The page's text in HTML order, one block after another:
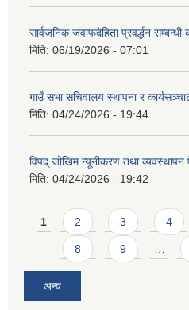
सार्वजनिक जवाफदेहिता प्रवर्द्धन सम्बन्धी
मिति: 06/19/2026 - 07:01
गाउँ सभा सचिवालय स्थापना र
मिति: 04/24/2026 - 19:44
विपद् जोखिम न्यूनीकरण तथा
मिति: 04/24/2026 - 19:42
Pages
1 2 3 4
8 9
अन्य